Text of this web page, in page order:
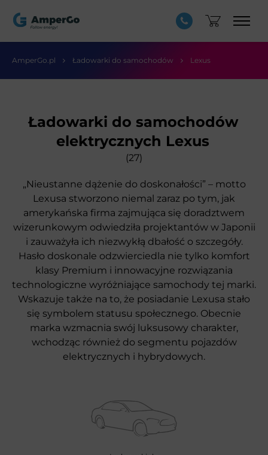
AmperGo.pl Ładowarki do samochodów Lexus
Ładowarki do samochodów
elektrycznych Lexus
(27)
„Nieustanne dążenie do doskonałości” – motto
Lexusa stworzono niemal zaraz po tym, jak
amerykańska firma zajmująca się doradztwem
wizerunkowym odwiedziła projektantów w Japonii
i zauważyła ich niezwykłą dbałość o szczegóły.
Hasło doskonale odzwierciedla nie tylko komfort
klasy Premium i innowacyjne rozwiązania
technologiczne wyróżniające samochody tej marki.
Wskazuje także na to, że posiadanie Lexusa stało
się symbolem statusu społecznego. Obecnie
marka wzmacnia swój luksusowy charakter,
wchodząc również do segmentu pojazdów
elektrycznych i hybrydowych.